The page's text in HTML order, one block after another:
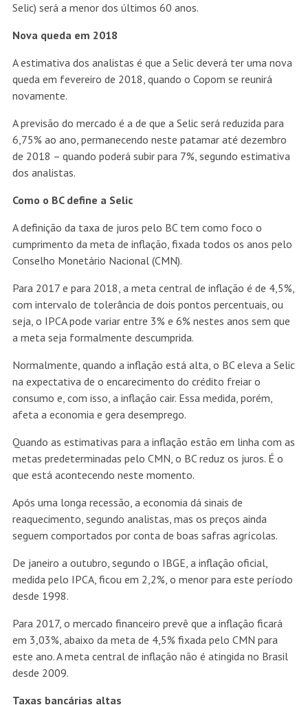
Selic) será a menor dos últimos 60 anos.
Nova queda em 2018
A estimativa dos analistas é que a Selic deverá ter uma nova
queda em fevereiro de 2018, quando o Copom se reunirá
novamente.
A previsão do mercado é a de que a Selic será reduzida para
6,75% ao ano, permanecendo neste patamar até dezembro
de 2018 – quando poderá subir para 7%, segundo estimativa
dos analistas.
Como o BC define a Selic
A definição da taxa de juros pelo BC tem como foco o
cumprimento da meta de inflação, fixada todos os anos pelo
Conselho Monetário Nacional (CMN).
Para 2017 e para 2018, a meta central de inflação é de 4,5%,
com intervalo de tolerância de dois pontos percentuais, ou
seja, o IPCA pode variar entre 3% e 6% nestes anos sem que
a meta seja formalmente descumprida.
Normalmente, quando a inflação está alta, o BC eleva a Selic
na expectativa de o encarecimento do crédito freiar o
consumo e, com isso, a inflação cair. Essa medida, porém,
afeta a economia e gera desemprego.
Quando as estimativas para a inflação estão em linha com as
metas predeterminadas pelo CMN, o BC reduz os juros. É o
que está acontecendo neste momento.
Após uma longa recessão, a economia dá sinais de
reaquecimento, segundo analistas, mas os preços ainda
seguem comportados por conta de boas safras agrícolas.
De janeiro a outubro, segundo o IBGE, a inflação oficial,
medida pelo IPCA, ficou em 2,2%, o menor para este período
desde 1998.
Para 2017, o mercado financeiro prevê que a inflação ficará
em 3,03%, abaixo da meta de 4,5% fixada pelo CMN para
este ano. A meta central de inflação não é atingida no Brasil
desde 2009.
Taxas bancárias altas